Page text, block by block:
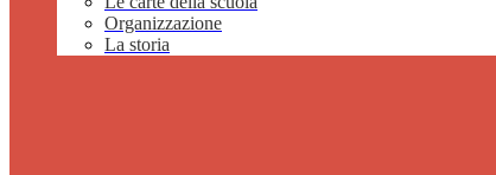
Organizzazione
La storia